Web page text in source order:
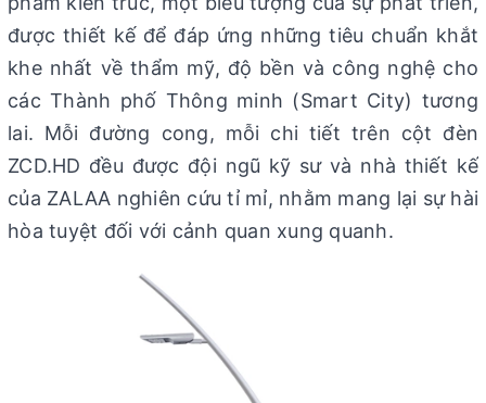
được thiết kế để đáp ứng những tiêu chuẩn khắt
khe nhất về thẩm mỹ, độ bền và công nghệ cho
các Thành phố Thông minh (Smart City) tương
lai. Mỗi đường cong, mỗi chi tiết trên cột đèn
ZCD.HD đều được đội ngũ kỹ sư và nhà thiết kế
của ZALAA nghiên cứu tỉ mỉ, nhằm mang lại sự hài
hòa tuyệt đối với cảnh quan xung quanh.